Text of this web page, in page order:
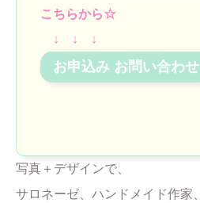
こちらから☆
↓ ↓ ↓
お申込み お問い合わせ
写真＋デザインで、
サロネーゼ、ハンドメイド作家、